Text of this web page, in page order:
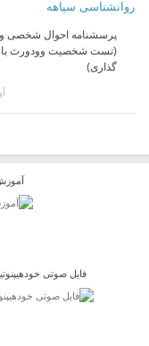
پرسشنامه احوال شخصی
(تست شخصیت وودورث با
گذاری)
فایل صوتی